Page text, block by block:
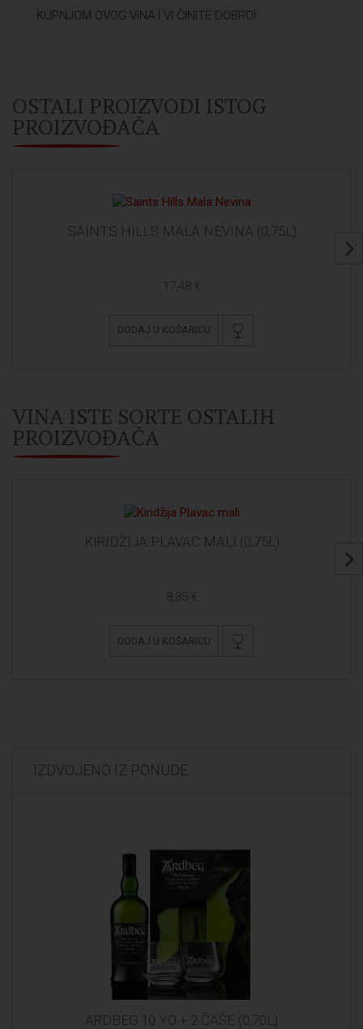
KUPNJOM OVOG VINA I VI ČINITE DOBRO!
OSTALI PROIZVODI ISTOG
PROIZVOĐAČA
SAINTS HILLS MALA NEVINA (0,75L)
17,48 €
DODAJ U KOŠARICU
VINA ISTE SORTE OSTALIH
PROIZVOĐAČA
KIRIDŽIJA PLAVAC MALI (0,75L)
8,85 €
DODAJ U KOŠARICU
IZDVOJENO IZ PONUDE
ARDBEG 10 YO + 2 ČAŠE (0,70L)